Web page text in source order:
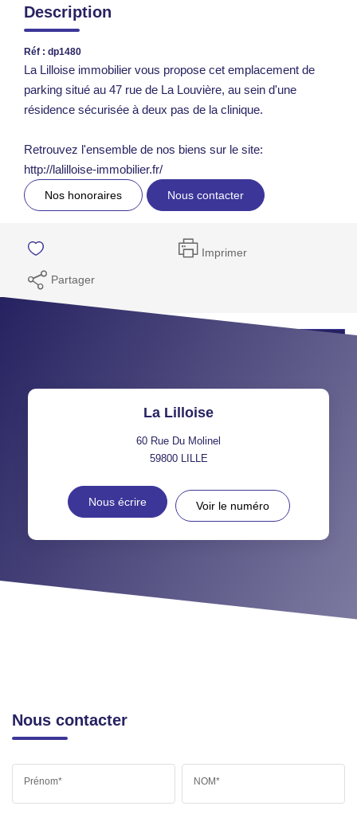
Description
Réf : dp1480
La Lilloise immobilier vous propose cet emplacement de
parking situé au 47 rue de La Louvière, au sein d'une
résidence sécurisée à deux pas de la clinique.
Retrouvez l'ensemble de nos biens sur le site:
http://lalilloise-immobilier.fr/
Nos honoraires Nous contacter
Imprimer
Partager
La Lilloise
60 Rue Du Molinel
59800 LILLE
Nous écrire Voir le numéro
Nous contacter
Prénom* NOM*